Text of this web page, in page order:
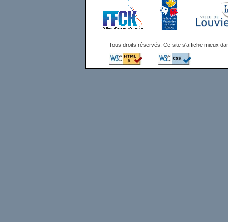
Tous droits réservés. Ce site s'affiche mieux